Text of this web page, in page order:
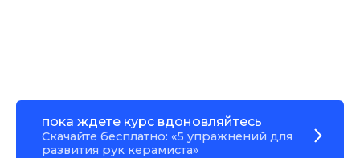
пока ждете курс вдоновляйтесь
Скачайте бесплатно: «5 упражнений для
развития рук керамиста»